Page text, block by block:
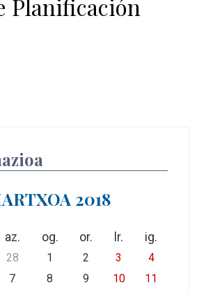
Planificación
2018
az. og. or. lr. ig.
28 1 2 3
4
7 8 9 10
11